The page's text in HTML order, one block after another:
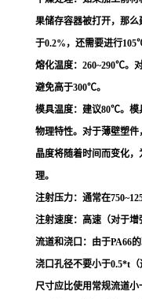
果储存容器被打开，那
于0.2%，还需要进行
熔化温度：260~290℃。
避免高于300℃。
模具温度：建议80℃。模
物理特性。对于薄壁塑
晶度将随着时间而变化
理。
注射压力：通常在
注射速度：高速（对于
流道和浇口：由于PA66
浇口孔径不要小于0.5*t
尺寸应比使用常规流道